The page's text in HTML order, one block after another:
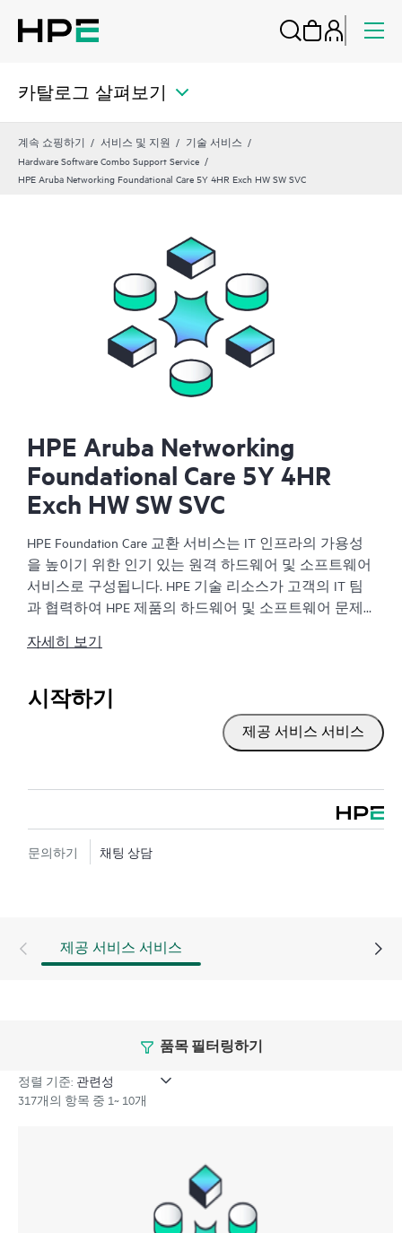
카탈로그 살펴보기
계속 쇼핑하기 서비스 및 지원
기술 서비스
Hardware Software Combo Support Service
HPE Aruba Networking Foundational Care 5Y 4HR Exch HW SW SVC
HPE Aruba Networking
Foundational Care 5Y 4HR
Exch HW SW SVC
HPE Foundation Care 교환 서비스는 IT 인프라의 가용성
을 높이기 위한 인기 있는 원격 하드웨어 및 소프트웨어
서비스로 구성됩니다. HPE 기술 리소스가 고객의 IT 팀
과 협력하여 HPE 제품의 하드웨어 및 소프트웨어 문제
이고 빠른 교환 서비스를 제공합니다. 특히 쉽게 배송할
수 있고 백업 파일에서부터 쉽게 데이터를 복원할 수 있
는 제품을 대상으로 진행되는 HPE Foundation Care 교환
서비스는 비용 효율이 높으며 편리한 현장 지원 대체 서
하드웨어 교환 서비스에서는 지정된 기간 내에 고객이
있는 곳까지 수하물 운임 부담 없이 교체 제품 및 부품을
제공합니다. 교체 제품 또는 부품은 신제품이거나 신제
격 기술 지원과 소프트웨어 업데이트 및 패치에 대한 액
또한 HPE Foundation Care 교환 서비스에서는 관련 제품
및 지원 정보에 대한 온라인 액세스도 제공하므로, 고객
사의 IT 직원 중 누구라도 필수 상용 정보를 찾아볼 수
자세히 보기
시작하기
제공 서비스 서비스
문의하기 채팅 상담
제공 서비스 서비스
품목 필터링하기
정렬 기준:
317개의 항목 중 1~ 10개